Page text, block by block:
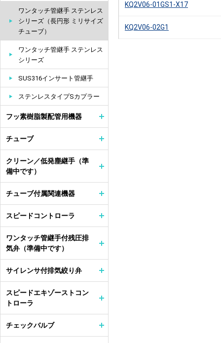
KQ2V06-01GS1-X17
KQ2V06-02G1
ワンタッチ管継手 ステンレス
シリーズ（長円形 ミリサイズ
チューブ）
ワンタッチ管継手 ステンレス
シリーズ
SUS316インサート管継手
ステンレスタイプSカプラー
フッ素樹脂製配管用機器
チューブ
クリーン／低発塵継手（準
備中です）
チューブ付属関連機器
スピードコントローラ
ワンタッチ管継手付残圧排
気弁（準備中です）
サイレンサ付排気絞り弁
スピードエキゾーストコン
トローラ
チェックバルブ